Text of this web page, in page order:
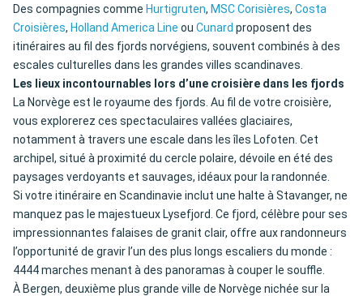
Des compagnies comme Hurtigruten, MSC Corisières, Costa
Croisières, Holland America Line ou Cunard proposent des
itinéraires au fil des fjords norvégiens, souvent combinés à des
escales culturelles dans les grandes villes scandinaves.
Les lieux incontournables lors d’une croisière dans les fjords
La Norvège est le royaume des fjords. Au fil de votre croisière,
vous explorerez ces spectaculaires vallées glaciaires,
notamment à travers une escale dans les îles Lofoten. Cet
archipel, situé à proximité du cercle polaire, dévoile en été des
paysages verdoyants et sauvages, idéaux pour la randonnée.
Si votre itinéraire en Scandinavie inclut une halte à Stavanger, ne
manquez pas le majestueux Lysefjord. Ce fjord, célèbre pour ses
impressionnantes falaises de granit clair, offre aux randonneurs
l’opportunité de gravir l’un des plus longs escaliers du monde :
4444 marches menant à des panoramas à couper le souffle.
À Bergen, deuxième plus grande ville de Norvège nichée sur la